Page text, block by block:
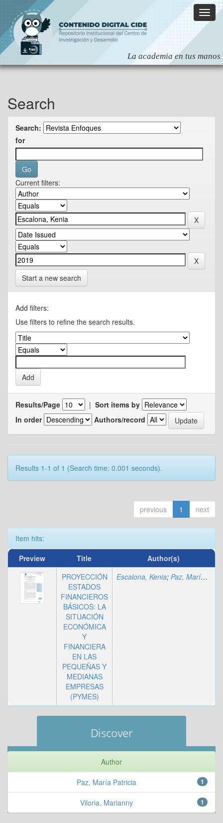
navigation
Search
Search:
for
Current filters:
Start a new search
Add filters:
Use filters to refine the search results.
Results/Page | Sort items by
In order
Authors/record
Results 1-1 of 1 (Search time: 0.001 seconds).
previous 1 next
Item hits:
Preview
Title
Author(s)
PROYECCIÓN
ESTADOS
FINANCIEROS
BÁSICOS: LA
SITUACIÓN
ECONÓMICA
Y
FINANCIERA
EN LAS
PEQUEÑAS Y
MEDIANAS
EMPRESAS
(PYMES)
Escalona, Kenia; Paz, María Patricia
Discover
Author
1
Paz, María Patricia
1
Viloria, Marianny